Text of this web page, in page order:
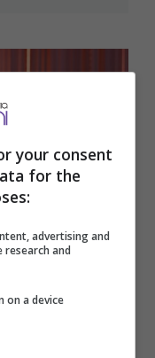
ormai
la
your consent
for the
advertising and
research and
on a device